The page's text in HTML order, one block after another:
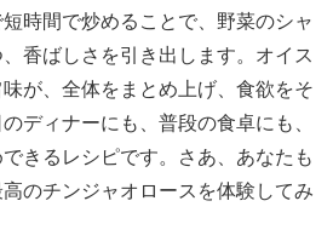
時間で炒めることで、野菜のシャ
香ばしさを引き出します。オイス
が、全体をまとめ上げ、食欲をそ
ディナーにも、普段の食卓にも、
きるレシピです。さあ、あなたも
のチンジャオロースを体験してみ